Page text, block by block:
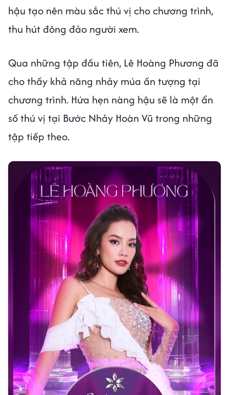
hậu tạo nên màu sắc thú vị cho chương trình,
thu hút đông đảo người xem.
Qua những tập đầu tiên, Lê Hoàng Phương đã
cho thấy khả năng nhảy múa ấn tượng tại
chương trình. Hứa hẹn nàng hậu sẽ là một ẩn
số thú vị tại Bước Nhảy Hoàn Vũ trong những
tập tiếp theo.